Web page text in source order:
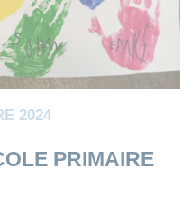
2024
PRIMAIRE